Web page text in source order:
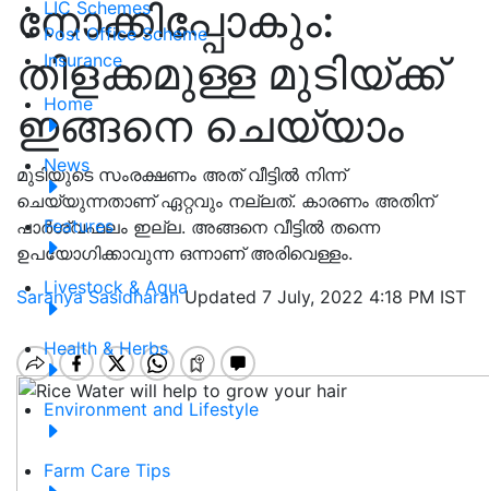
LIC Schemes
Post Office Scheme
Insurance
Home
News
Features
Livestock & Aqua
Health & Herbs
Environment and Lifestyle
Farm Care Tips
നോക്കിപ്പോകും:
തിളക്കമുള്ള മുടിയ്ക്ക്
ഇങ്ങനെ ചെയ്യാം
മുടിയുടെ സംരക്ഷണം അത് വീട്ടിൽ നിന്ന്
ചെയ്യുന്നതാണ് ഏറ്റവും നല്ലത്. കാരണം അതിന്
പാര്‍ശ്വഫലം ഇല്ല. അങ്ങനെ വീട്ടിൽ തന്നെ
ഉപയോഗിക്കാവുന്ന ഒന്നാണ് അരിവെള്ളം.
Saranya SasidharanUpdated 7 July, 2022 4:18 PM IST